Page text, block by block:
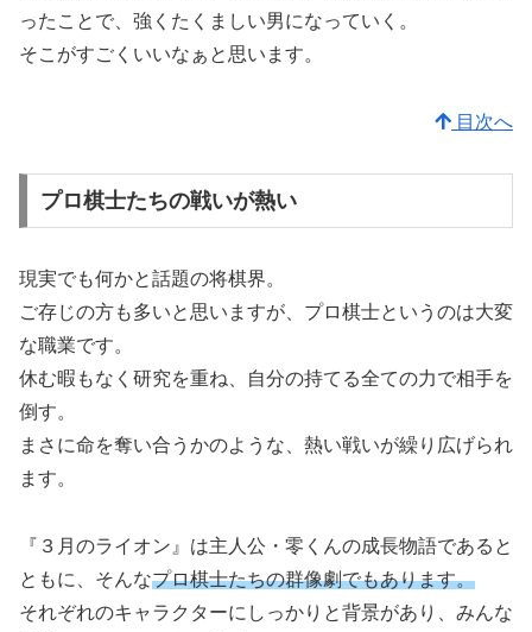
ったことで、強くたくましい男になっていく。
そこがすごくいいなぁと思います。
目次へ
プロ棋士たちの戦いが熱い
現実でも何かと話題の将棋界。
ご存じの方も多いと思いますが、プロ棋士というのは大変
な職業です。
休む暇もなく研究を重ね、自分の持てる全ての力で相手を
倒す。
まさに命を奪い合うかのような、熱い戦いが繰り広げられ
ます。
『３月のライオン』は主人公・零くんの成長物語であると
ともに、そんなプロ棋士たちの群像劇でもあります。
それぞれのキャラクターにしっかりと背景があり、みんな